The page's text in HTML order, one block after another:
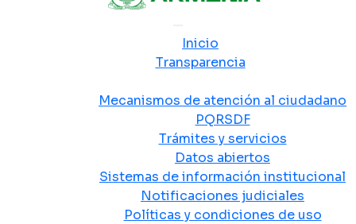
Inicio
Transparencia
Mecanismos de atención al ciudadano
PQRSDF
Trámites y servicios
Datos abiertos
Sistemas de información institucional
Notificaciones judiciales
Políticas y condiciones de uso